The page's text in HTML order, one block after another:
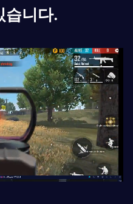
습니다.